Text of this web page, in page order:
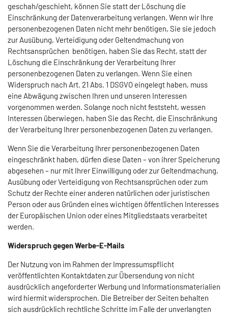
geschah/geschieht, können Sie statt der Löschung die
Einschränkung der Datenverarbeitung verlangen. Wenn wir Ihre
personenbezogenen Daten nicht mehr benötigen, Sie sie jedoch
zur Ausübung, Verteidigung oder Geltendmachung von
Rechtsansprüchen benötigen, haben Sie das Recht, statt der
Löschung die Einschränkung der Verarbeitung Ihrer
personenbezogenen Daten zu verlangen. Wenn Sie einen
Widerspruch nach Art. 21 Abs. 1 DSGVO eingelegt haben, muss
eine Abwägung zwischen Ihren und unseren Interessen
vorgenommen werden. Solange noch nicht feststeht, wessen
Interessen überwiegen, haben Sie das Recht, die Einschränkung
der Verarbeitung Ihrer personenbezogenen Daten zu verlangen.
Wenn Sie die Verarbeitung Ihrer personenbezogenen Daten
eingeschränkt haben, dürfen diese Daten – von ihrer Speicherung
abgesehen – nur mit Ihrer Einwilligung oder zur Geltendmachung,
Ausübung oder Verteidigung von Rechtsansprüchen oder zum
Schutz der Rechte einer anderen natürlichen oder juristischen
Person oder aus Gründen eines wichtigen öffentlichen Interesses
der Europäischen Union oder eines Mitgliedstaats verarbeitet
werden.
Widerspruch gegen Werbe-E-Mails
Der Nutzung von im Rahmen der Impressumspflicht
veröffentlichten Kontaktdaten zur Übersendung von nicht
ausdrücklich angeforderter Werbung und Informationsmaterialien
wird hiermit widersprochen. Die Betreiber der Seiten behalten
sich ausdrücklich rechtliche Schritte im Falle der unverlangten